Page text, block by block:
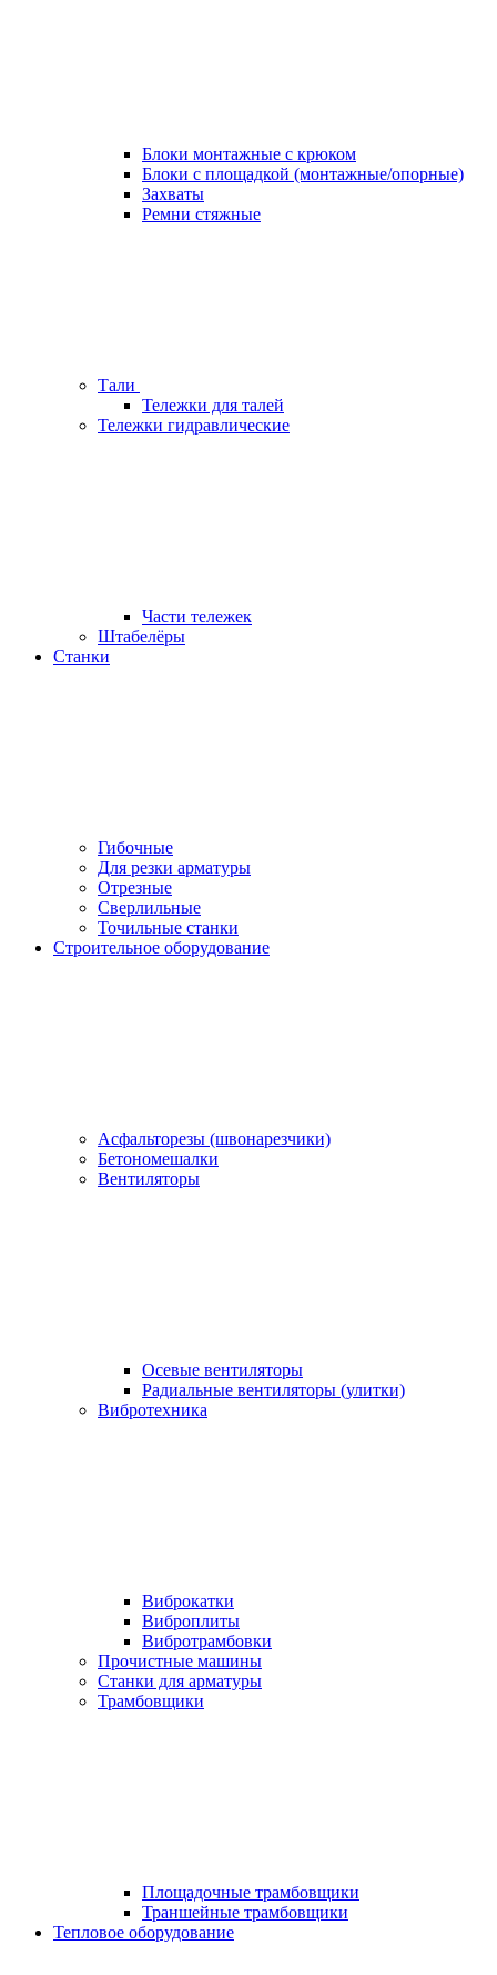
Блоки монтажные с крюком
Блоки с площадкой (монтажные/опорные)
Захваты
Ремни стяжные
Тали
Тележки для талей
Тележки гидравлические
Части тележек
Штабелёры
Станки
Гибочные
Для резки арматуры
Отрезные
Сверлильные
Точильные станки
Строительное оборудование
Асфальторезы (швонарезчики)
Бетономешалки
Вентиляторы
Осевые вентиляторы
Радиальные вентиляторы (улитки)
Вибротехника
Виброкатки
Виброплиты
Вибротрамбовки
Прочистные машины
Станки для арматуры
Трамбовщики
Площадочные трамбовщики
Траншейные трамбовщики
Тепловое оборудование